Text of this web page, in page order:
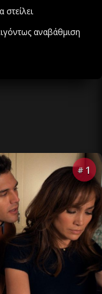
αναβάθμιση
# 1